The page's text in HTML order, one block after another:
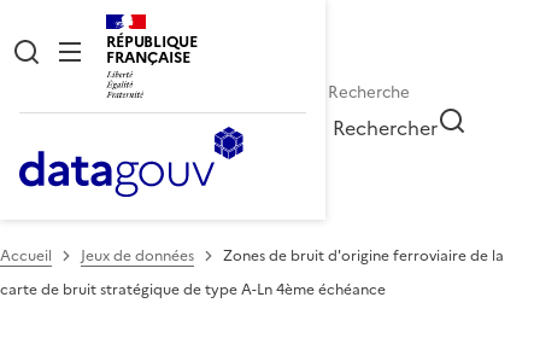
RÉPUBLIQUE
FRANÇAISE
Rechercher
Accueil Jeux de données
Zones de bruit d'origine ferroviaire de la
carte de bruit stratégique de type A-Ln 4ème échéance